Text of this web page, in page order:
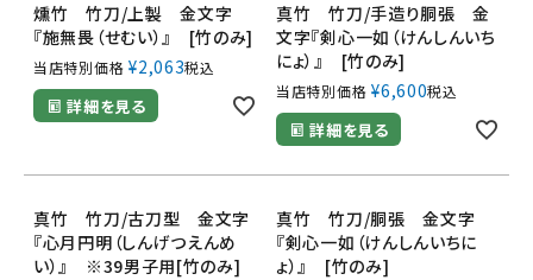
燻竹 竹刀/上製 金文字
『施無畏（せむい）』 [竹のみ]
当店特別価格 ¥2,063税込
詳細を見る
真竹 竹刀/手造り胴張 金
文字『剣心一如（けんしんいち
にょ）』 [竹のみ]
当店特別価格 ¥6,600税込
詳細を見る
真竹 竹刀/古刀型 金文字
『心月円明（しんげつえんめ
い）』 ※39男子用[竹のみ]
真竹 竹刀/胴張 金文字
『剣心一如（けんしんいちに
ょ）』 [竹のみ]